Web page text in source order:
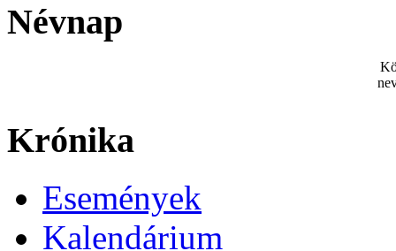
Névnap
Krónika
Események
Kalendárium